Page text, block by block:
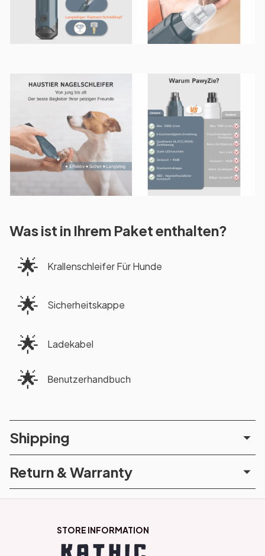
Was ist in Ihrem Paket enthalten?
🌟 Krallenschleifer Für Hunde
🌟 Sicherheitskappe
🌟 Ladekabel
🌟 Benutzerhandbuch
Shipping
Return & Warranty
STORE INFORMATION